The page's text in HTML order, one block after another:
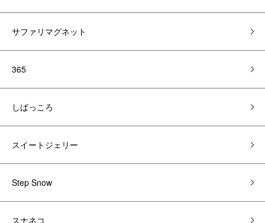
サファリマグネット
365
しばっころ
スイートジェリー
Step Snow
スナネコ